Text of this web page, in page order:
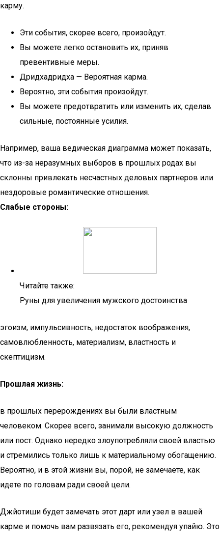
карму.
Эти события, скорее всего, произойдут.
Вы можете легко остановить их, приняв
превентивные меры.
Дридхадридха — Вероятная карма.
Вероятно, эти события произойдут.
Вы можете предотвратить или изменить их, сделав
сильные, постоянные усилия.
Например, ваша ведическая диаграмма может показать,
что из-за неразумных выборов в прошлых родах вы
склонны привлекать несчастных деловых партнеров или
нездоровые романтические отношения.
Слабые стороны:
Читайте также:
Руны для увеличения мужского достоинства
эгоизм, импульсивность, недостаток воображения,
самовлюбленность, материализм, властность и
скептицизм.
Прошлая жизнь:
в прошлых перерождениях вы были властным
человеком. Скорее всего, занимали высокую должность
или пост. Однако нередко злоупотребляли своей властью
и стремились только лишь к материальному обогащению.
Вероятно, и в этой жизни вы, порой, не замечаете, как
идете по головам ради своей цели.
Джйотиши будет замечать этот дарт или узел в вашей
карме и помочь вам развязать его, рекомендуя упайю. Это